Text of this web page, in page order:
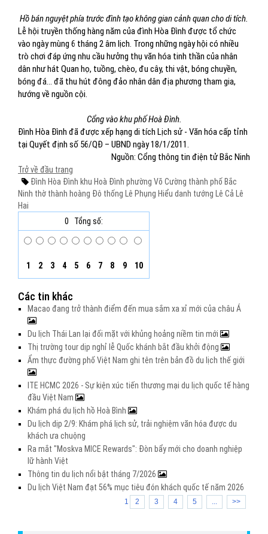
Hồ bán nguyệt phía trước đình tạo không gian cảnh quan cho di tích.
Lễ hội truyền thống hàng năm của đình Hòa Đình được tổ chức
vào ngày mùng 6 tháng 2 âm lịch. Trong những ngày hội có nhiều
trò chơi đáp ứng nhu cầu hưởng thụ văn hóa tinh thần của nhân
dân như hát Quan họ, tuồng, chèo, đu cây, thi vật, bóng chuyền,
bóng đá... đã thu hút đông đảo nhân dân địa phương tham gia,
hướng về nguồn cội.
Cổng vào khu phố Hoà Đình.
Đình Hòa Đình đã được xếp hạng di tích Lịch sử - Văn hóa cấp tỉnh
tại Quyết định số 56/QĐ – UBND ngày 18/1/2011.
Nguồn: Cổng thông tin điện tử Bắc Ninh
Trở về đầu trang
Đình Hòa Đình khu Hoà Đình phường Võ Cường thành phố Bắc
Ninh thờ thành hoàng Đô thống Lê Phụng Hiểu danh tướng Lê Cả Lê
Hai
0
Tổng số:
1 2 3 4 5 6 7 8 9 10
Các tin khác
Macao đang trở thành điểm đến mua sắm xa xỉ mới của châu Á
Du lịch Thái Lan lại đối mặt với khủng hoảng niềm tin mới
Thị trường tour dịp nghỉ lễ Quốc khánh bắt đầu khởi động
Ẩm thực đường phố Việt Nam ghi tên trên bản đồ du lịch thế giới
ITE HCMC 2026 - Sự kiện xúc tiến thương mại du lịch quốc tế hàng
đầu Việt Nam
Khám phá du lịch hồ Hoà Bình
Du lịch dịp 2/9: Khám phá lịch sử, trải nghiệm văn hóa được du
khách ưa chuộng
Ra mắt "Moskva MICE Rewards": Đòn bẩy mới cho doanh nghiệp
lữ hành Việt
Thông tin du lịch nổi bật tháng 7/2026
Du lịch Việt Nam đạt 56% mục tiêu đón khách quốc tế năm 2026
1 2 3 4 5 ... >>